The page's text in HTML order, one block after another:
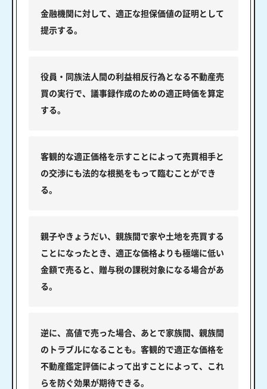
金融機関に対して、適正な担保価値の証明として
提示する。
役員・同族法人間の利益相反行為となる不動産売
買の実行で、議事録作成のための適正時価を算定
する。
客観的な適正価格を示すことによって売買相手と
の交渉にも法的な根拠をもって臨むことができ
る。
親子やきょうだい、親族間で家や土地を売買する
ことになったとき、適正な価格よりも極端に低い
金額で売ると、贈与税の課税対象になる場合があ
る。
逆に、高値で売った場合、あとで家族間、親族間
のトラブルになることも。客観的で適正な価格を
不動産鑑定評価によって出すことによって、これ
らを防ぐ効果が期待できる。